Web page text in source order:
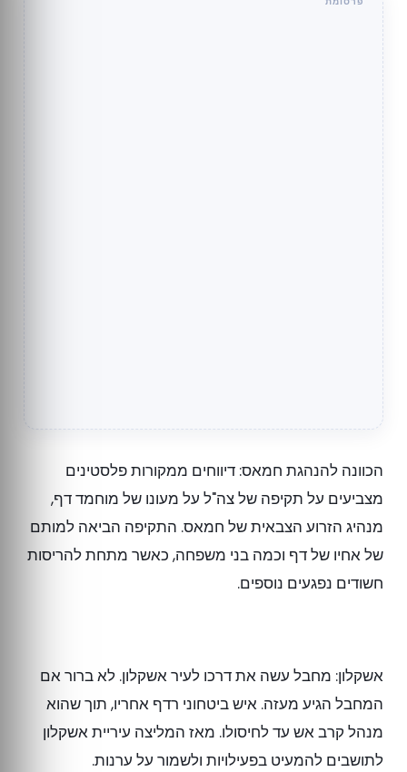
הכוונה להנהגת חמאס: דיווחים ממקורות פלסטינים
מצביעים על תקיפה של צה"ל על מעונו של מוחמד דף,
מנהיג הזרוע הצבאית של חמאס. התקיפה הביאה למותם
של אחיו של דף וכמה בני משפחה, כאשר מתחת להריסות
חשודים נפגעים נוספים.
אשקלון: מחבל עשה את דרכו לעיר אשקלון. לא ברור אם
המחבל הגיע מעזה. איש ביטחוני רדף אחריו, תוך שהוא
מנהל קרב אש עד לחיסולו. מאז המליצה עיריית אשקלון
לתושבים להמעיט בפעילויות ולשמור על ערנות.